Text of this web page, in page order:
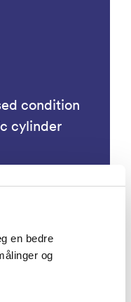
en bedre
og
condition
cylinder